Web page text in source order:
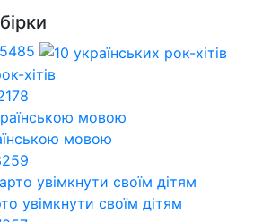
хітів
мовою
увімкнути своїм дітям